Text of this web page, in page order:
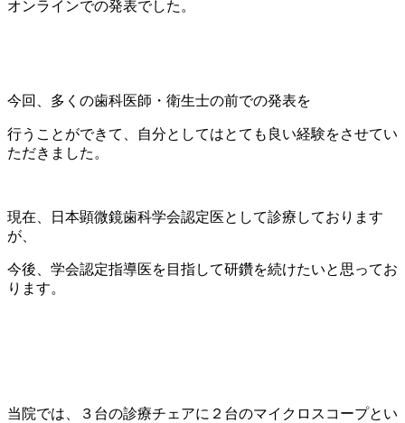
オンラインでの発表でした。
今回、多くの歯科医師・衛生士の前での発表を
行うことができて、自分としてはとても良い経験をさせてい
ただきました。
現在、日本顕微鏡歯科学会認定医として診療しております
が、
今後、学会認定指導医を目指して研鑽を続けたいと思ってお
ります。
当院では、３台の診療チェアに２台のマイクロスコープとい